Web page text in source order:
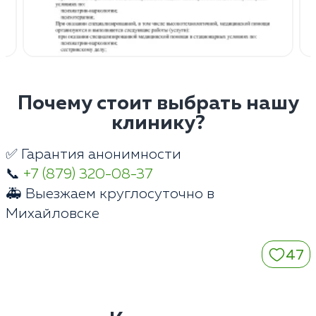
Почему стоит выбрать нашу
клинику?
✅ Гарантия анонимности
📞 +7 (879) 320-08-37
🚑 Выезжаем круглосуточно в
Михайловске
47